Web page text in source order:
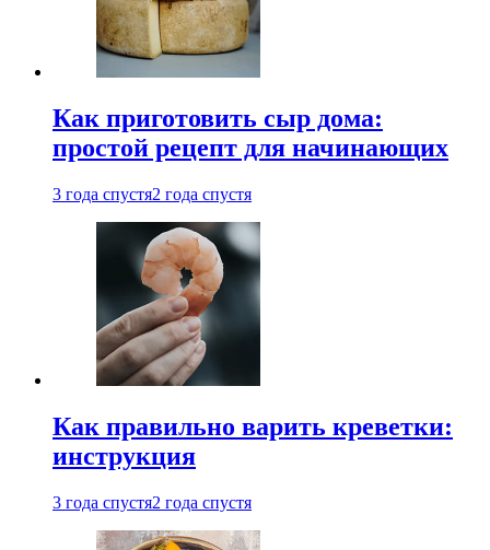
Как приготовить сыр дома:
простой рецепт для начинающих
3 года спустя2 года спустя
Как правильно варить креветки:
инструкция
3 года спустя2 года спустя